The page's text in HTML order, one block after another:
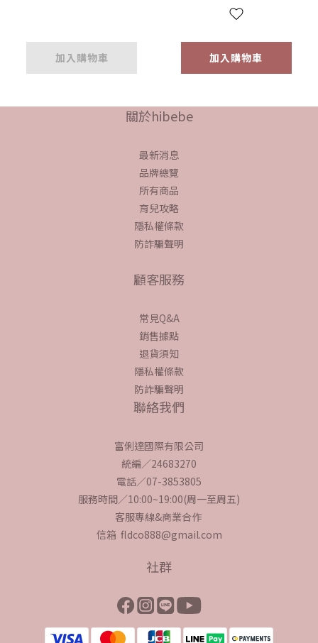
加入購物車 加入購物車
關於hibebe
最新消息
品牌總覽
所有商品
育兒攻略
隱私權條款
防詐騙聲明
顧客服務
常見Q&A
銷售據點
退貨須知
隱私權條款
防詐騙聲明
聯絡我們
富俐達國際有限公司
統編／24683270
電話／07-3853805
服務時間／10:00~19:00(周一至周五)
客服專線&商業合作
信箱 fldco888@gmail.com
社群